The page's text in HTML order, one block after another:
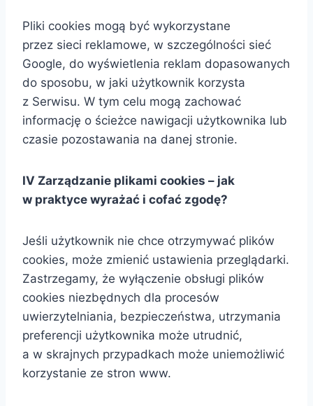
Pliki cookies mogą być wykorzystane
przez sieci reklamowe, w szczególności sieć
Google, do wyświetlenia reklam dopasowanych
do sposobu, w jaki użytkownik korzysta
z Serwisu. W tym celu mogą zachować
informację o ścieżce nawigacji użytkownika lub
czasie pozostawania na danej stronie.
IV Zarządzanie plikami cookies – jak
w praktyce wyrażać i cofać zgodę?
Jeśli użytkownik nie chce otrzymywać plików
cookies, może zmienić ustawienia przeglądarki.
Zastrzegamy, że wyłączenie obsługi plików
cookies niezbędnych dla procesów
uwierzytelniania, bezpieczeństwa, utrzymania
preferencji użytkownika może utrudnić,
a w skrajnych przypadkach może uniemożliwić
korzystanie ze stron www.